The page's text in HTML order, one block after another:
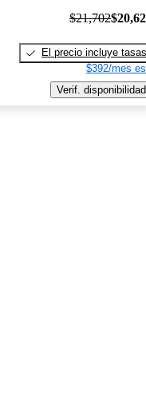
$21,702
El precio incluye tasas
$392/mes
Verif. disponibilidad